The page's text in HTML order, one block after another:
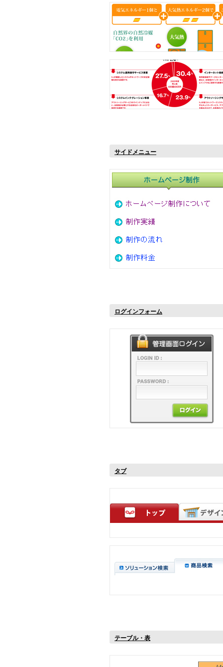
サイドメニュー
ログインフォーム
タブ
テーブル・表